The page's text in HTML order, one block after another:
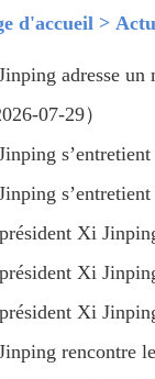
d'accueil >
adresse un
07-29）
Xi
Xi
Xi
rencontre